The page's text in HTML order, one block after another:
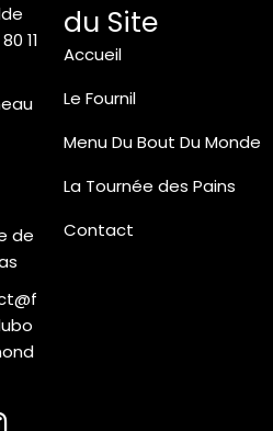
11
de
du Site
Accueil
Le Fournil
Menu Du Bout Du Monde
La Tournée des Pains
Contact